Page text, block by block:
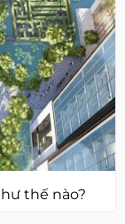
thế nào?